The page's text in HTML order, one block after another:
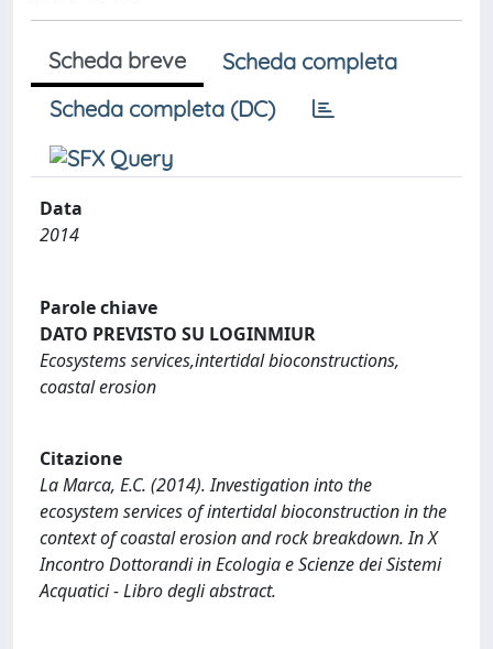
Scheda breve
Scheda completa
Scheda completa (DC)
Data
2014
Parole chiave
DATO PREVISTO SU LOGINMIUR
Ecosystems services,intertidal bioconstructions,
coastal erosion
Citazione
La Marca, E.C. (2014). Investigation into the
ecosystem services of intertidal bioconstruction in the
context of coastal erosion and rock breakdown. In X
Incontro Dottorandi in Ecologia e Scienze dei Sistemi
Acquatici - Libro degli abstract.